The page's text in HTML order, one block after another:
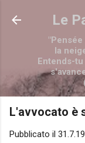
Le
la
Entends-
L'avvocato è
Pubblicato il 31.7.19